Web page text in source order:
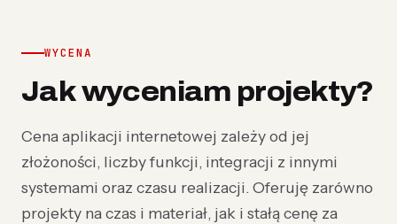
WYCENA
Jak wyceniam projekty?
Cena aplikacji internetowej zależy od jej
złożoności, liczby funkcji, integracji z innymi
systemami oraz czasu realizacji. Oferuję zarówno
projekty na czas i materiał, jak i stałą cenę za